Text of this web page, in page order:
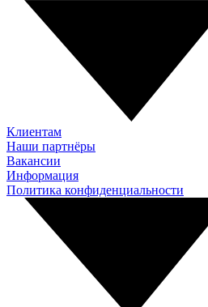
Клиентам
Наши партнёры
Вакансии
Информация
Политика конфиденциальности